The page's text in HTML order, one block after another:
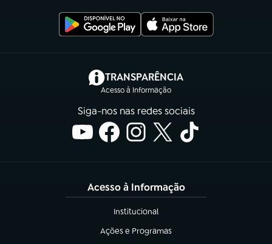
TRANSPARÊNCIA
Acesso à Informação
(abre em nova aba)
Siga-nos nas redes sociais
Acesso à Informação
Institucional
(abre em nova aba)
Ações e Programas
(abre em nova aba)